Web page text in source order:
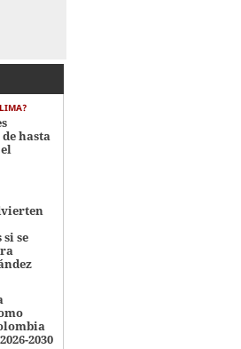
hasta
se
2030